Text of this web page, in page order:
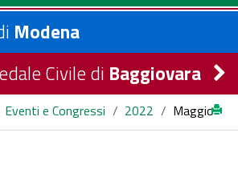
Modena
Civile di Baggiovara
Eventi e Congressi / 2022 / Maggio